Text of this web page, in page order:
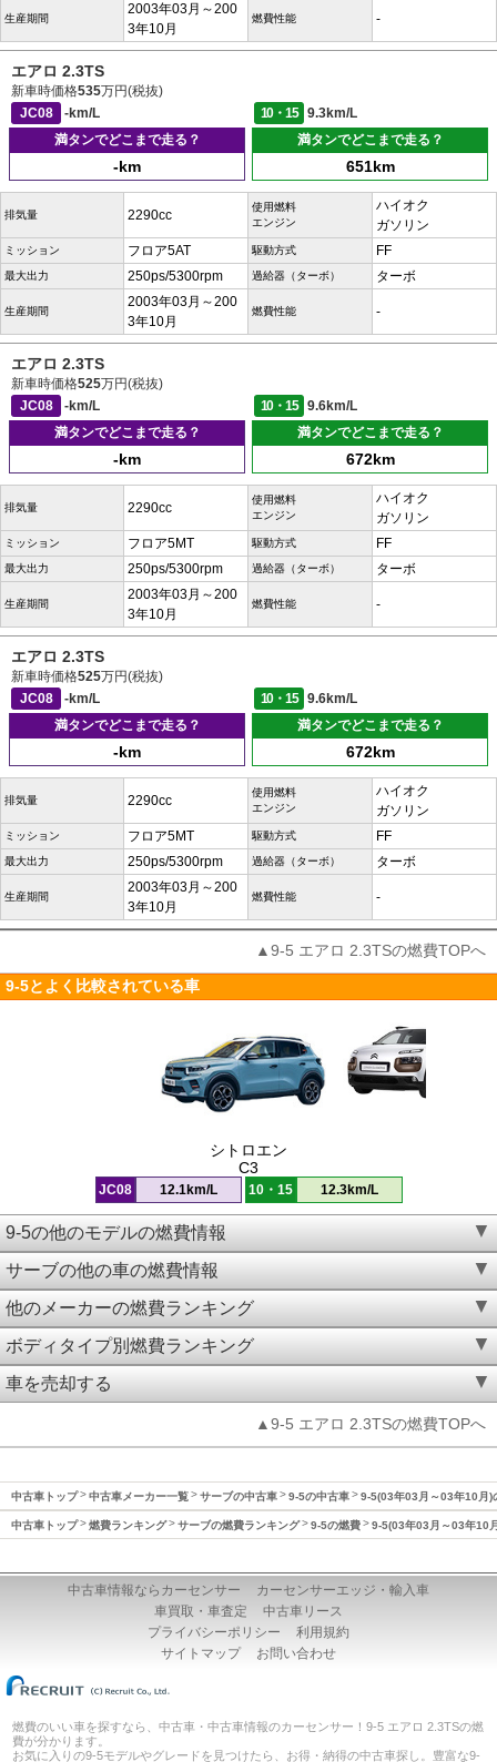
生産期間
2003年03月～200
3年10月
燃費性能 -
エアロ 2.3TS
新車時価格535万円(税抜)
JC08
-km/L 10・15
9.3km/L
満タンでどこまで走る？
-km
満タンでどこまで走る？
651km
排気量 2290cc
使用燃料
エンジン
ハイオク
ガソリン
ミッション フロア5AT 駆動方式 FF
最大出力 250ps/5300rpm 過給器（ターボ） ターボ
生産期間
2003年03月～200
3年10月
燃費性能 -
エアロ 2.3TS
新車時価格525万円(税抜)
JC08
-km/L 10・15
9.6km/L
満タンでどこまで走る？
-km
満タンでどこまで走る？
672km
排気量 2290cc
使用燃料
エンジン
ハイオク
ガソリン
ミッション フロア5MT 駆動方式 FF
最大出力 250ps/5300rpm 過給器（ターボ） ターボ
生産期間
2003年03月～200
3年10月
燃費性能 -
エアロ 2.3TS
新車時価格525万円(税抜)
JC08
-km/L 10・15
9.6km/L
満タンでどこまで走る？
-km
満タンでどこまで走る？
672km
排気量 2290cc
使用燃料
エンジン
ハイオク
ガソリン
ミッション フロア5MT 駆動方式 FF
最大出力 250ps/5300rpm 過給器（ターボ） ターボ
生産期間
2003年03月～200
3年10月
燃費性能 -
▲9-5 エアロ 2.3TSの燃費TOPへ
9-5とよく比較されている車
シトロエン
C3
JC08 12.1km/L 10・15 12.3km/L
9-5の他のモデルの燃費情報
サーブの他の車の燃費情報
他のメーカーの燃費ランキング
ボディタイプ別燃費ランキング
車を売却する
▲9-5 エアロ 2.3TSの燃費TOPへ
中古車トップ 中古車メーカー一覧 サーブの中古車 9-5の中古車 9-5(03年03月～03年10月)
中古車トップ 燃費ランキング サーブの燃費ランキング 9-5の燃費 9-5(03年03月～03年10
中古車情報ならカーセンサー
カーセンサーエッジ・輸入車
車買取・車査定
中古車リース
プライバシーポリシー
利用規約
サイトマップ
お問い合わせ
燃費のいい車を探すなら、中古車・中古車情報のカーセンサー！9-5 エアロ 2.3TSの燃
費が分かります。
お気に入りの9-5モデルやグレードを見つけたら、お得・納得の中古車探し。豊富な9-